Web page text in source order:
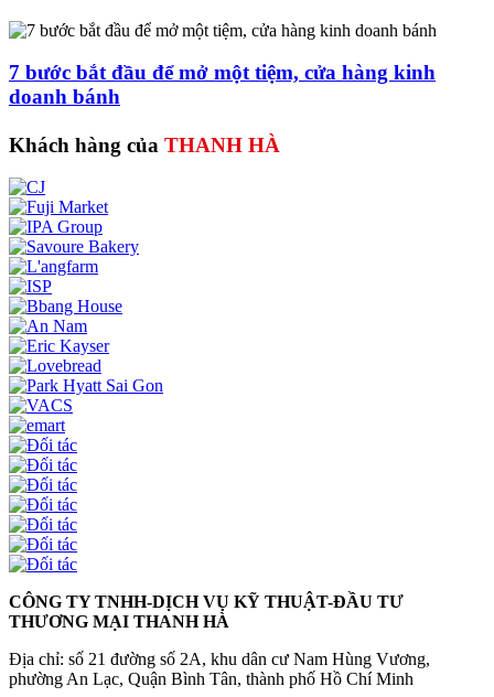
7 bước bắt đầu để mở một tiệm, cửa hàng kinh
doanh bánh
Khách hàng của THANH HÀ
CÔNG TY TNHH-DỊCH VỤ KỸ THUẬT-ĐẦU TƯ
THƯƠNG MẠI THANH HÀ
Địa chỉ: số 21 đường số 2A, khu dân cư Nam Hùng Vương,
phường An Lạc, Quận Bình Tân, thành phố Hồ Chí Minh